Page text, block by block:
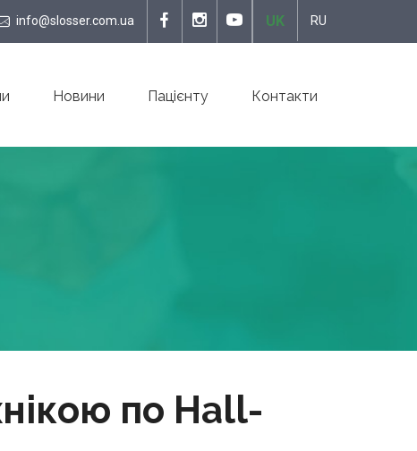
info@slosser.com.ua UK RU
Новини Пацієнту Контакти
по Hall-